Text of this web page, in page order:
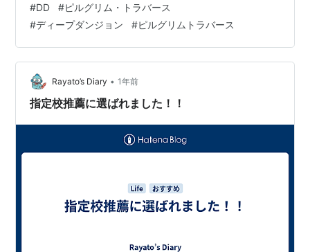
い… ジョブを迷っている人へ 燭台の効果 魔法効果 突入
編 T1～T29の道中 T10階層 ボス T20階層 ボス T30階層
ボス T31階層～T40階層 道中で注意する敵 T40階層 ボス
T41階層～T50階層 道中で注意する敵 T50階層 ボス 51
階層～60階層 道中で…
#DD #ピルグリム・トラバース
#ディープダンジョン #ピルグリムトラバース
Rayato’s Diary • 1年前
指定校推薦に選ばれました！！